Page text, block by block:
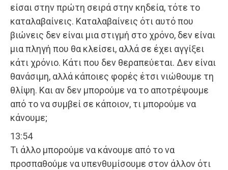
είσαι στην πρώτη σειρά στην κηδεία, τότε το
καταλαβαίνεις. Καταλαβαίνεις ότι αυτό που
βιώνεις δεν είναι μια στιγμή στο χρόνο, δεν είναι
μια πληγή που θα κλείσει, αλλά σε έχει αγγίξει
κάτι χρόνιο. Κάτι που δεν θεραπεύεται. Δεν είναι
θανάσιμη, αλλά κάποιες φορές έτσι νιώθουμε τη
θλίψη. Και αν δεν μπορούμε να το αποτρέψουμε
από το να συμβεί σε κάποιον, τι μπορούμε να
κάνουμε;
13:54
Τι άλλο μπορούμε να κάνουμε από το να
προσπαθούμε να υπενθυμίσουμε στον άλλον ότι